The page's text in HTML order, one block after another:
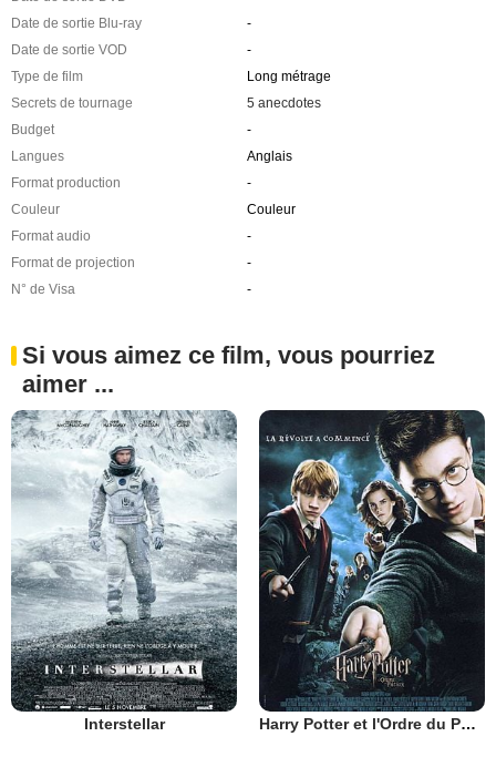
Date de sortie Blu-ray
-
Date de sortie VOD
-
Type de film
Long métrage
Secrets de tournage
5 anecdotes
Budget
-
Langues
Anglais
Format production
-
Couleur
Couleur
Format audio
-
Format de projection
-
N° de Visa
-
Si vous aimez ce film, vous pourriez
aimer ...
Interstellar Harry Potter et l'Ordre du Phénix